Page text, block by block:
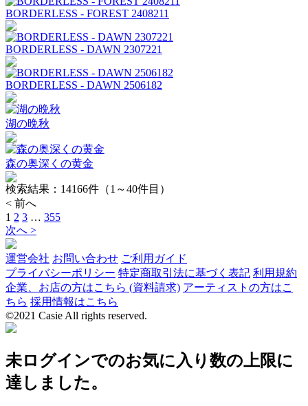
BORDERLESS - FOREST 2408211
BORDERLESS - DAWN 2307221
BORDERLESS - DAWN 2506182
湖の晩秋
森の奥深くの黄金
検索結果： 14166件（1～40件目）
< 前へ
1 2 3 … 355
次へ >
運営会社 お問い合わせ ご利用ガイド
プライバシーポリシー 特定商取引法に基づく表記 利用規約
企業、お店の方はこちら (資料請求) アーティストの方はこ
ちら 採用情報はこちら
©2021 Casie All rights reserved.
未ログインでのお気に入り数の上限に
達しました。